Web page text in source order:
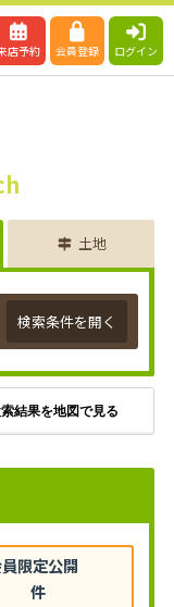
店予約 会員登録 ログイン
土地
検索条件を開く
結果を地図で見る
限定公開
件